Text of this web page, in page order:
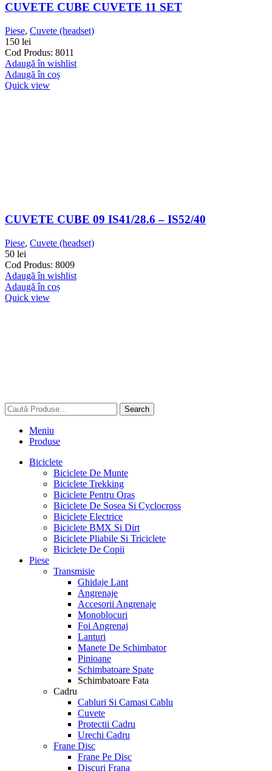
CUVETE CUBE CUVETE 11 SET
Piese, Cuvete (headset)
150 lei
Cod Produs: 8011
Adaugă în wishlist
Adaugă în coș
Quick view
CUVETE CUBE 09 IS41/28.6 – IS52/40
Piese, Cuvete (headset)
50 lei
Cod Produs: 8009
Adaugă în wishlist
Adaugă în coș
Quick view
Search
Meniu
Produse
Biciclete
Biciclete De Munte
Biciclete Trekking
Biciclete Pentru Oras
Biciclete De Sosea Si Cyclocross
Biciclete Electrice
Biciclete BMX Si Dirt
Biciclete Pliabile Si Triciclete
Biciclete De Copii
Piese
Transmisie
Ghidaje Lant
Angrenaje
Accesorii Angrenaje
Monoblocuri
Foi Angrenaj
Lanturi
Manete De Schimbator
Pinioane
Schimbatoare Spate
Schimbatoare Fata
Cadru
Cabluri Si Camasi Cablu
Cuvete
Protectii Cadru
Urechi Cadru
Frane Disc
Frane Pe Disc
Discuri Frana